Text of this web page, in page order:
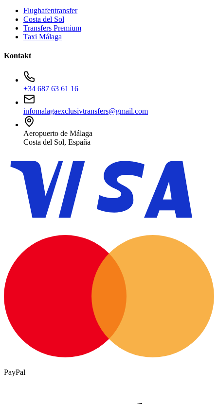
Flughafentransfer
Costa del Sol
Transfers Premium
Taxi Málaga
Kontakt
+34 687 63 61 16
infomalagaexclusivtransfers@gmail.com
Aeropuerto de Málaga
Costa del Sol, España
PayPal